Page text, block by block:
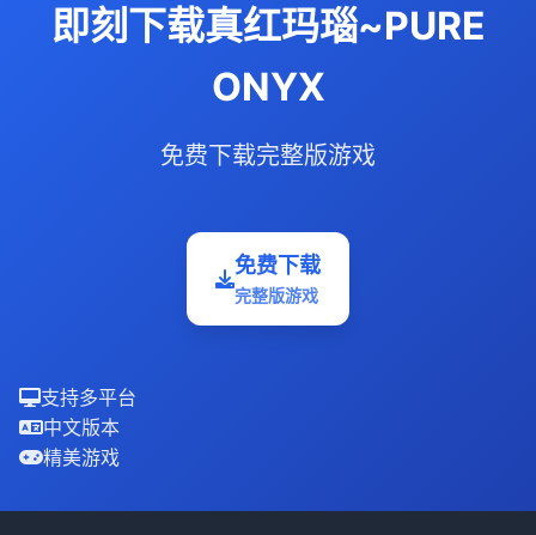
即刻下载真红玛瑙~PURE
ONYX
免费下载完整版游戏
免费下载
完整版游戏
支持多平台
中文版本
精美游戏